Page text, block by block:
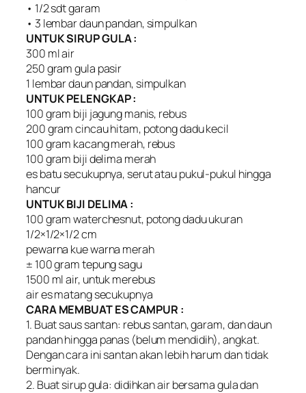
• 1/2 sdt garam
• 3 lembar daun pandan, simpulkan
UNTUK SIRUP GULA :
300 ml air
250 gram gula pasir
1 lembar daun pandan, simpulkan
UNTUK PELENGKAP :
100 gram biji jagung manis, rebus
200 gram cincau hitam, potong dadu kecil
100 gram kacang merah, rebus
100 gram biji delima merah
es batu secukupnya, serut atau pukul-pukul hingga
hancur
UNTUK BIJI DELIMA :
100 gram waterchesnut, potong dadu ukuran
1/2×1/2×1/2 cm
pewarna kue warna merah
± 100 gram tepung sagu
1500 ml air, untuk merebus
air es matang secukupnya
CARA MEMBUAT ES CAMPUR :
1. Buat saus santan: rebus santan, garam, dan daun
pandan hingga panas (belum mendidih), angkat.
Dengan cara ini santan akan lebih harum dan tidak
berminyak.
2. Buat sirup gula: didihkan air bersama gula dan